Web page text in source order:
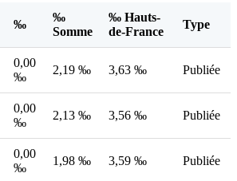
‰
‰
Somme
‰ Hauts-
de-France
Type
0,00
‰
2,19 ‰ 3,63 ‰ Publiée
0,00
‰
2,13 ‰ 3,56 ‰ Publiée
0,00
‰
1,98 ‰ 3,59 ‰ Publiée